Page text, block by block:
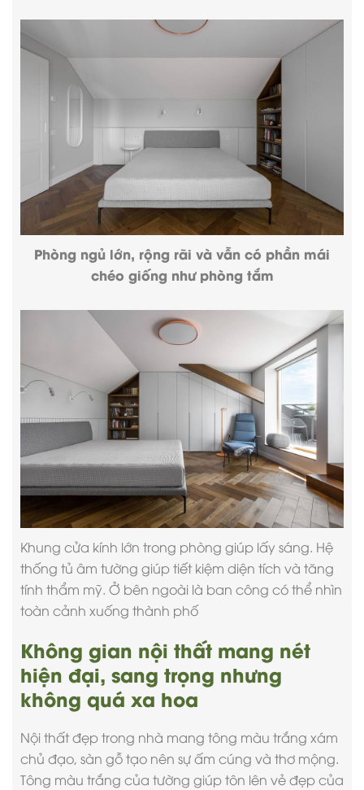
Phòng ngủ lớn, rộng rãi và vẫn có phần mái
chéo giống như phòng tắm
Khung cửa kính lớn trong phòng giúp lấy sáng. Hệ
thống tủ âm tường giúp tiết kiệm diện tích và tăng
tính thẩm mỹ. Ở bên ngoài là ban công có thể nhìn
toàn cảnh xuống thành phố
Không gian nội thất mang nét
hiện đại, sang trọng nhưng
không quá xa hoa
Nội thất đẹptrong nhà mang tông màu trắng xám
chủ đạo, sàn gỗ tạo nên sự ấm cúng và thơ mộng.
Tông màu trắng của tường giúp tôn lên vẻ đẹp của